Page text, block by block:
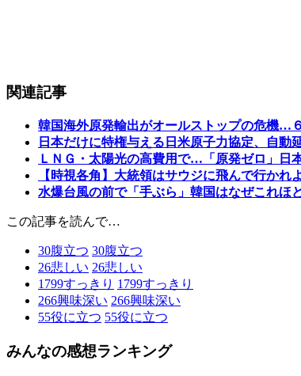
関連記事
韓国海外原発輸出がオールストップの危機…
日本だけに特権与える日米原子力協定、自動
ＬＮＧ・太陽光の高費用で…「原発ゼロ」日
【時視各角】大統領はサウジに飛んで行かれ
水爆台風の前で「手ぶら」韓国はなぜこれほ
この記事を読んで…
30腹立つ 30腹立つ
26悲しい 26悲しい
1799すっきり 1799すっきり
266興味深い 266興味深い
55役に立つ 55役に立つ
みんなの感想ランキング